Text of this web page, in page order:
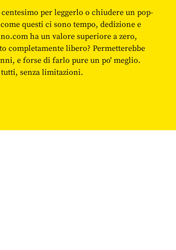
per leggerlo o chiudere un pop-
questi ci sono tempo, dedizione e
ha un valore superiore a zero,
completamente libero? Permetterebbe
e forse di farlo pure un po' meglio.
senza limitazioni.